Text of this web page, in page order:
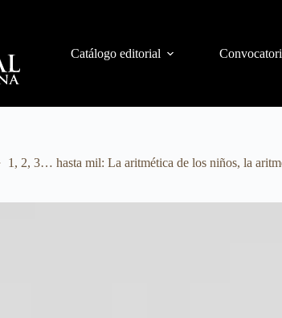
Catálogo editorial
1, 2, 3… hasta mil: La aritmética de los niños, la